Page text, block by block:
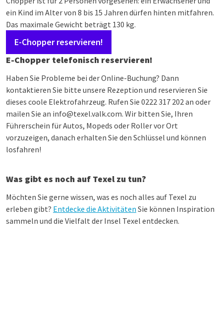
ein Kind im Alter von 8 bis 15 Jahren dürfen hinten mitfahren.
Das maximale Gewicht beträgt 130 kg.
E-Chopper reservieren!
E-Chopper telefonisch reservieren!
Haben Sie Probleme bei der Online-Buchung? Dann
kontaktieren Sie bitte unsere Rezeption und reservieren Sie
dieses coole Elektrofahrzeug. Rufen Sie 0222 317 202 an oder
mailen Sie an info@texel.valk.com. Wir bitten Sie, Ihren
Führerschein für Autos, Mopeds oder Roller vor Ort
vorzuzeigen, danach erhalten Sie den Schlüssel und können
losfahren!
Was gibt es noch auf Texel zu tun?
Möchten Sie gerne wissen, was es noch alles auf Texel zu
erleben gibt? Entdecke die Aktivitäten Sie können Inspiration
sammeln und die Vielfalt der Insel Texel entdecken.